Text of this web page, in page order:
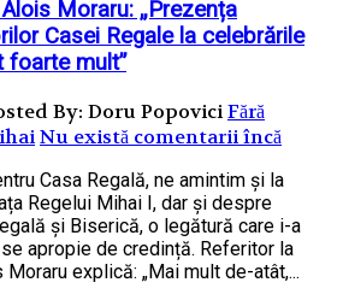
Moraru: „Prezența
Casei Regale la celebrările
foarte mult”
By: Doru PopoviciFără
Nu există comentarii încă
Casa Regală, ne amintim și la
Regelui Mihai I, dar și despre
și Biserică, o legătură care i-a
apropie de credință. Referitor la
explică: „Mai mult de-atât,...